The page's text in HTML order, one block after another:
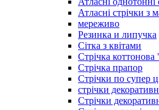
Атласні стрічки з
мереживо
Резинка и липучка
Сітка з квітами
Стрічка
Стрічка прапор
Стрічки по супер
стрічки
Стрічки